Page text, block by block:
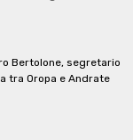
Bertolone, segretario
tra Oropa e Andrate